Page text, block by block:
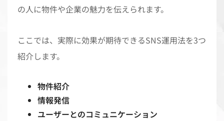
の人に物件や企業の魅力を伝えられます。
ここでは、実際に効果が期待できるSNS運用法を3つ
紹介します。
物件紹介
情報発信
ユーザーとのコミュニケーション